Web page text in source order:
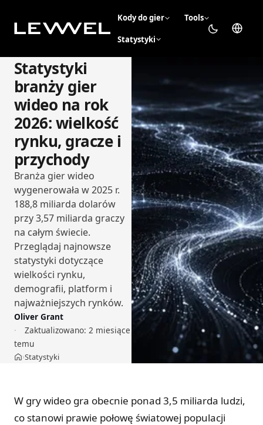
Kody do gier Tools
Statystyki
Statystyki
branży gier
wideo na rok
2026: wielkość
rynku, gracze i
przychody
Branża gier wideo
wygenerowała w 2025 r.
188,8 miliarda dolarów
przy 3,57 miliarda graczy
na całym świecie.
Przeglądaj najnowsze
statystyki dotyczące
wielkości rynku,
demografii, platform i
najważniejszych rynków.
Oliver Grant
Zaktualizowano: 2 miesiące
temu
Strona główna
›Statystyki
W gry wideo gra obecnie ponad 3,5 miliarda ludzi,
co stanowi prawie połowę światowej populacji